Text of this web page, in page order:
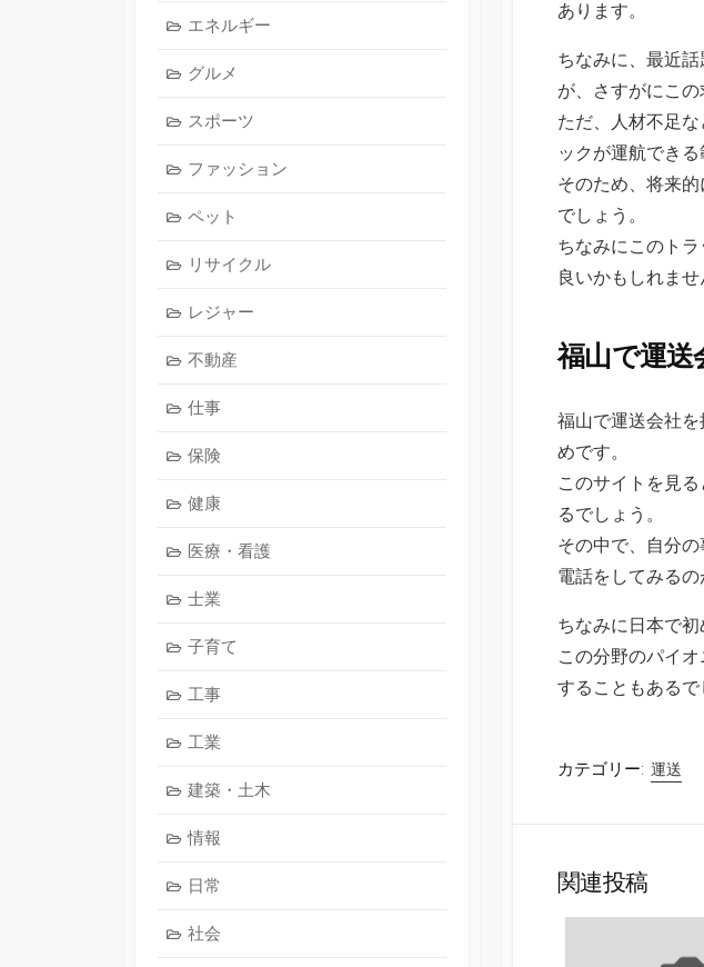
あります。
ちなみに、最近
が、さすがにこの
ただ、人材不足
ックが運航できる
そのため、将来
でしょう。
ちなみにこのト
良いかもしれませ
福山で運送
福山で運送会社
めです。
このサイトを見
るでしょう。
その中で、自分
電話をしてみるの
ちなみに日本で
この分野のパイ
することもあるで
カテゴリー: 運送
関連投稿
エネルギー
グルメ
スポーツ
ファッション
ペット
リサイクル
レジャー
不動産
仕事
保険
健康
医療・看護
士業
子育て
工事
工業
建築・土木
情報
日常
社会